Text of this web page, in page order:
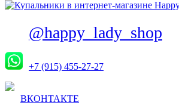
@happy_lady_shop
+7 (915) 455-27-27
ВКОНТАКТЕ